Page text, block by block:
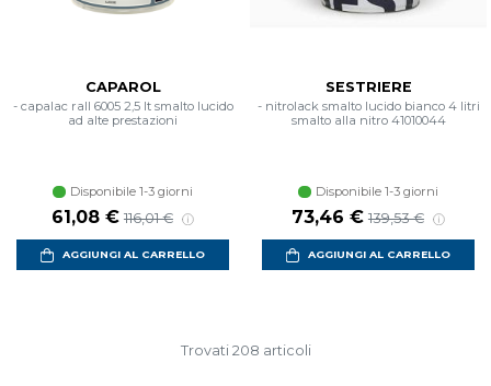
CAPAROL
- capalac rall 6005 2,5 lt smalto lucido
ad alte prestazioni
Disponibile 1-3 giorni
61,08 € 116,01 €
AGGIUNGI AL CARRELLO
SESTRIERE
- nitrolack smalto lucido bianco 4 litri
smalto alla nitro 41010044
Disponibile 1-3 giorni
73,46 € 139,53 €
AGGIUNGI AL CARRELLO
Trovati 208 articoli